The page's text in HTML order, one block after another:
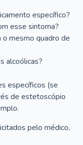
específico?
esse sintoma?
o mesmo quadro de
alcoólicas?
específicos (se
de estetoscópio
pelo médico,